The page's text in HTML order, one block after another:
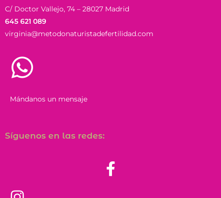
C/ Doctor Vallejo, 74 – 28027 Madrid
645 621 089
virginia@metodonaturistadefertilidad.com
Mándanos un mensaje
Síguenos en las redes: